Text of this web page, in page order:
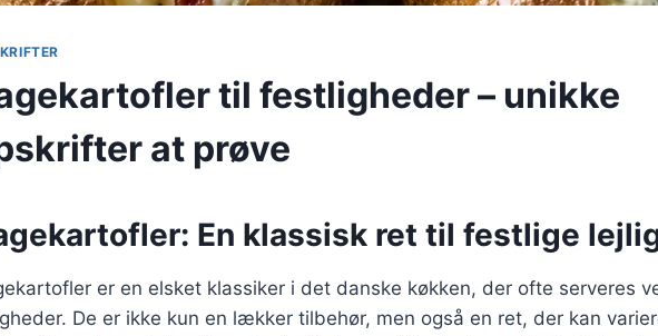
til festligheder – unikke
at prøve
En klassisk ret til festlige
er en elsket klassiker i det danske køkken, der ofte serveres
De er ikke kun en lækker tilbehør, men også en ret, der kan